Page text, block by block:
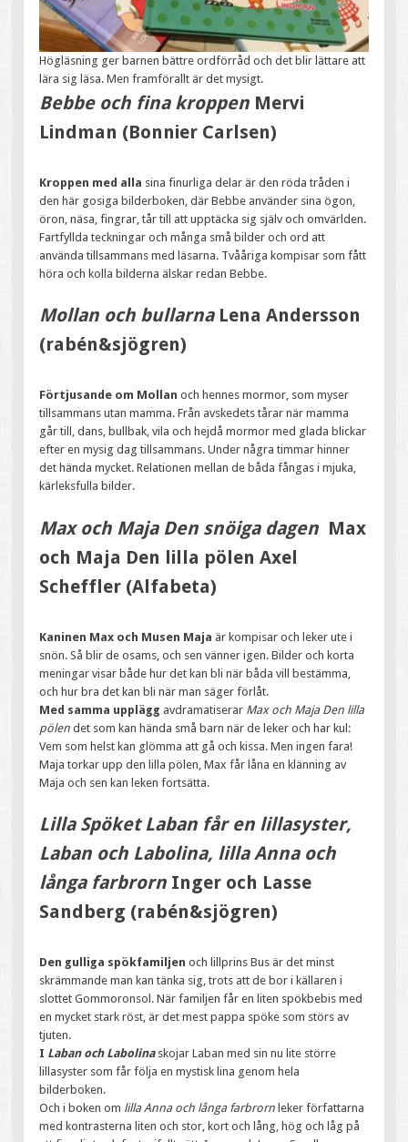
Högläsning ger barnen bättre ordförråd och det blir lättare att
lära sig läsa. Men framförallt är det mysigt.
Bebbe och fina kroppen Mervi
Lindman (Bonnier Carlsen)
Kroppen med alla sina finurliga delar är den röda tråden i
den här gosiga bilderboken, där Bebbe använder sina ögon,
öron, näsa, fingrar, tår till att upptäcka sig själv och omvärlden.
Fartfyllda teckningar och många små bilder och ord att
använda tillsammans med läsarna. Tvååriga kompisar som fått
höra och kolla bilderna älskar redan Bebbe.
Mollan och bullarnaLena Andersson
(rabén&sjögren)
Förtjusande om Mollan och hennes mormor, som myser
tillsammans utan mamma. Från avskedets tårar när mamma
går till, dans, bullbak, vila och hejdå mormor med glada blickar
efter en mysig dag tillsammans. Under några timmar hinner
det hända mycket. Relationen mellan de båda fångas i mjuka,
kärleksfulla bilder.
Max och Maja Den snöiga dagen Max
och Maja Den lilla pölen Axel
Scheffler (Alfabeta)
Kaninen Max och Musen Maja är kompisar och leker ute i
snön. Så blir de osams, och sen vänner igen. Bilder och korta
meningar visar både hur det kan bli när båda vill bestämma,
och hur bra det kan bli när man säger förlåt.
Med samma upplägg avdramatiserar Max och Maja Den lilla
pölendet som kan hända små barn när de leker och har kul:
Vem som helst kan glömma att gå och kissa. Men ingen fara!
Maja torkar upp den lilla pölen, Max får låna en klänning av
Maja och sen kan leken fortsätta.
Lilla Spöket Laban får en lillasyster,
Laban och Labolina, lilla Anna och
långa farbrorn Inger och Lasse
Sandberg (rabén&sjögren)
Den gulliga spökfamiljen och lillprins Bus är det minst
skrämmande man kan tänka sig, trots att de bor i källaren i
slottet Gommoronsol. När familjen får en liten spökbebis med
en mycket stark röst, är det mest pappa spöke som störs av
tjuten.
I Laban och Labolina skojar Laban med sin nu lite större
lillasyster som får följa en mystisk lina genom hela
bilderboken.
Och i boken om lilla Anna och långa farbrorn leker författarna
med kontrasterna liten och stor, kort och lång, hög och låg på